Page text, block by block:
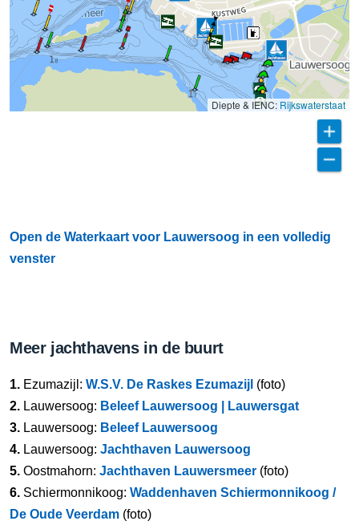
Diepte & IENC: Rijkswaterstaat
Open de Waterkaart voor Lauwersoog in een volledig
venster
Meer jachthavens in de buurt
1. Ezumazijl: W.S.V. De Raskes Ezumazijl (foto)
2. Lauwersoog: Beleef Lauwersoog | Lauwersgat
3. Lauwersoog: Beleef Lauwersoog
4. Lauwersoog: Jachthaven Lauwersoog
5. Oostmahorn: Jachthaven Lauwersmeer (foto)
6. Schiermonnikoog: Waddenhaven Schiermonnikoog /
De Oude Veerdam (foto)